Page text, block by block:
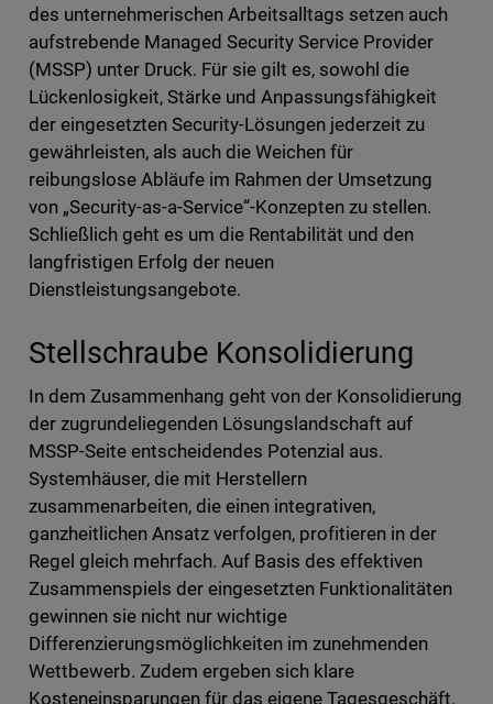
des unternehmerischen Arbeitsalltags setzen auch
aufstrebende Managed Security Service Provider
(MSSP) unter Druck. Für sie gilt es, sowohl die
Lückenlosigkeit, Stärke und Anpassungsfähigkeit
der eingesetzten Security-Lösungen jederzeit zu
gewährleisten, als auch die Weichen für
reibungslose Abläufe im Rahmen der Umsetzung
von „Security-as-a-Service“-Konzepten zu stellen.
Schließlich geht es um die Rentabilität und den
langfristigen Erfolg der neuen
Dienstleistungsangebote.
Stellschraube Konsolidierung
In dem Zusammenhang geht von der Konsolidierung
der zugrundeliegenden Lösungslandschaft auf
MSSP-Seite entscheidendes Potenzial aus.
Systemhäuser, die mit Herstellern
zusammenarbeiten, die einen integrativen,
ganzheitlichen Ansatz verfolgen, profitieren in der
Regel gleich mehrfach. Auf Basis des effektiven
Zusammenspiels der eingesetzten Funktionalitäten
gewinnen sie nicht nur wichtige
Differenzierungsmöglichkeiten im zunehmenden
Wettbewerb. Zudem ergeben sich klare
Kosteneinsparungen für das eigene Tagesgeschäft.